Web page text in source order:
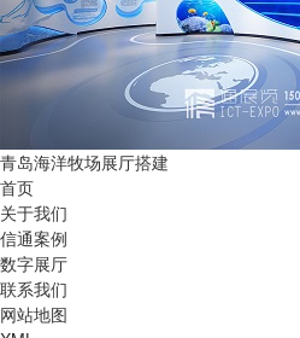
青岛海洋牧场展厅搭建
首页
关于我们
信通案例
数字展厅
联系我们
网站地图